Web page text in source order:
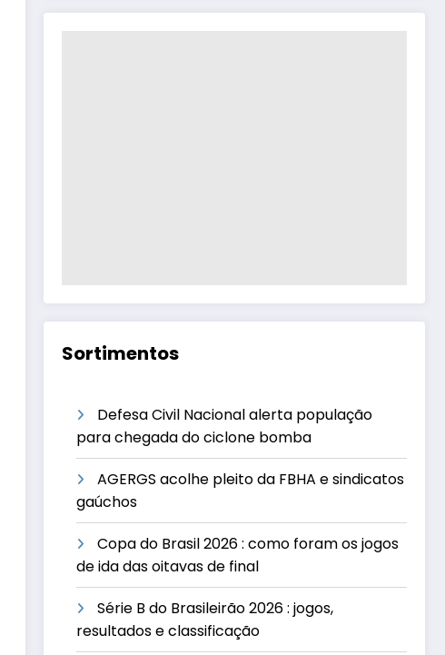
Sortimentos
Defesa Civil Nacional alerta população
para chegada do ciclone bomba
AGERGS acolhe pleito da FBHA e sindicatos
gaúchos
Copa do Brasil 2026 : como foram os jogos
de ida das oitavas de final
Série B do Brasileirão 2026 : jogos,
resultados e classificação